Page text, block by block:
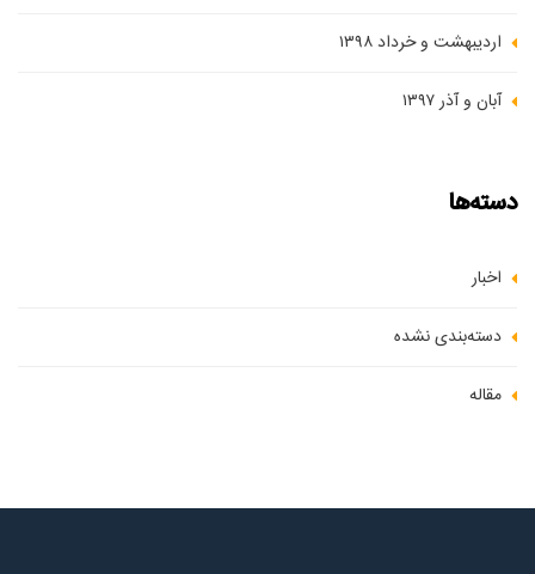
اردیبهشت و خرداد ۱۳۹۸
آبان و آذر ۱۳۹۷
دسته‌ها
اخبار
دسته‌بندی نشده
مقاله